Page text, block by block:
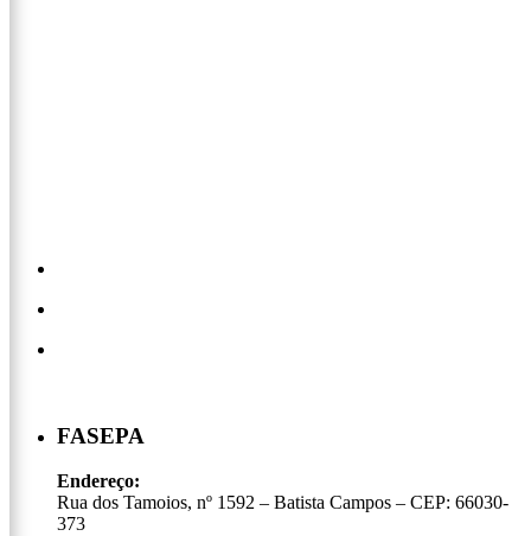
FASEPA
Endereço:
Rua dos Tamoios, nº 1592 – Batista Campos – CEP: 66030-
373